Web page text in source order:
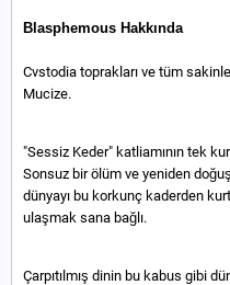
Blasphemous Hakkında
Cvstodia toprakları ve tüm
Mucize.
"Sessiz Keder" katliamının tek
Sonsuz bir ölüm ve yeniden
dünyayı bu korkunç kaderden
ulaşmak sana bağlı.
Çarpıtılmış dinin bu kabus gibi